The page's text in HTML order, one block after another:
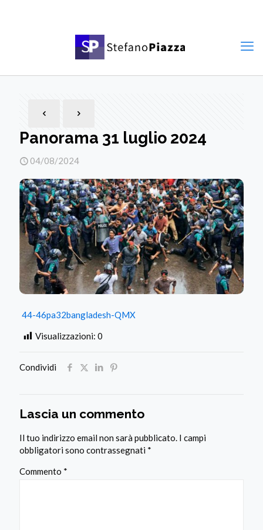
Panorama 31 luglio 2024
04/08/2024
44-46pa32bangladesh-QMX
Visualizzazioni: 0
Condividi
Lascia un commento
Il tuo indirizzo email non sarà pubblicato. I campi
obbligatori sono contrassegnati *
Commento *